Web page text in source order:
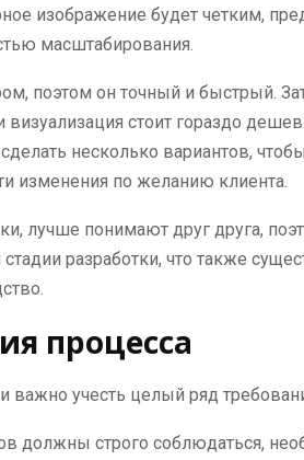
изображение будет четким,
масштабирования.
поэтом он точный и быстрый.
стоит гораздо
несколько вариантов, чтобы
изменения по желанию клиента.
лучше понимают друг друга,
разработки, что также
процесса
важно учесть целый ряд
должны строго соблюдаться,